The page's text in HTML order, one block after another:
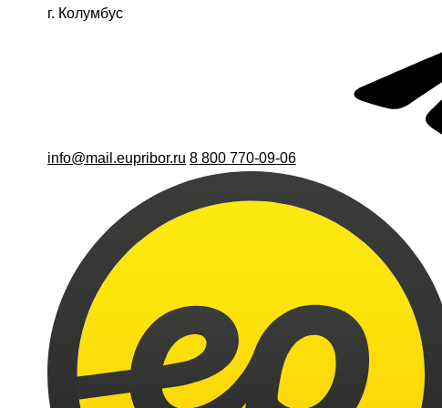
г. Колумбус
info@mail.eupribor.ru 8 800 770-09-06